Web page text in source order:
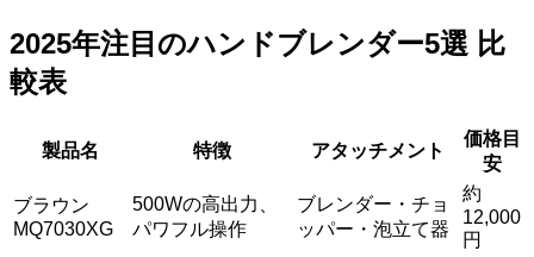
2025年注目のハンドブレンダー5選 比
較表
製品名 特徴 アタッチメント
価格目
安
ブラウン
MQ7030XG
500Wの高出力、
パワフル操作
ブレンダー・チョ
ッパー・泡立て器
約
12,000
円